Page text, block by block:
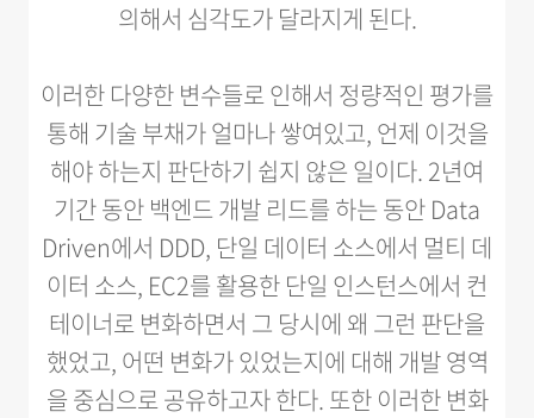
의해서 심각도가 달라지게 된다.
이러한 다양한 변수들로 인해서 정량적인 평가를
통해 기술 부채가 얼마나 쌓여있고, 언제 이것을
해야 하는지 판단하기 쉽지 않은 일이다. 2년여
기간 동안 백엔드 개발 리드를 하는 동안 Data
Driven에서 DDD, 단일 데이터 소스에서 멀티 데
이터 소스, EC2를 활용한 단일 인스턴스에서 컨
테이너로 변화하면서 그 당시에 왜 그런 판단을
했었고, 어떤 변화가 있었는지에 대해 개발 영역
을 중심으로 공유하고자 한다. 또한 이러한 변화